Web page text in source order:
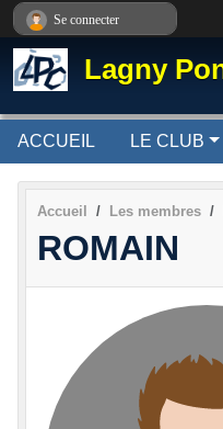
Lagny
ACCUEIL LE CLUB
Accueil Les membres
ROMAIN
Se connecter
Panneau de gestion des